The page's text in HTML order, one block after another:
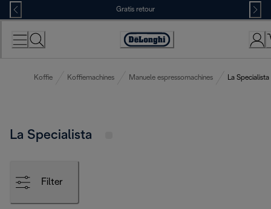
Skip
to
Content
Gratis retour
Accessibility
Koffie Koffiemachines Manuele espressomachines La Specialista
La Specialista
Filter